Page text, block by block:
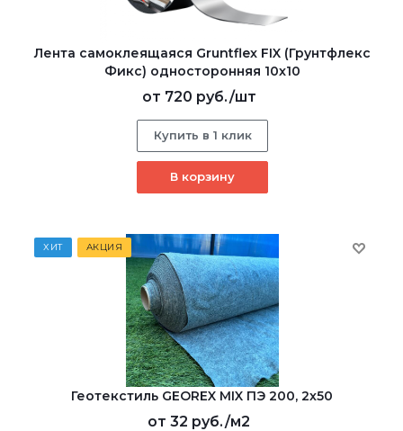
Лента самоклеящаяся Gruntflex FIX (Грунтфлекс
Фикс) односторонняя 10x10
от 720 руб./шт
Купить в 1 клик
В корзину
ХИТ АКЦИЯ
Геотекстиль GEOREX MIX ПЭ 200, 2х50
от 32 руб./м2